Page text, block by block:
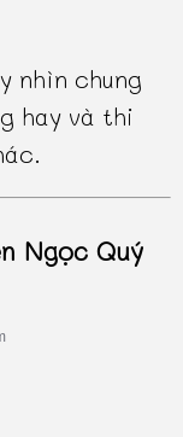
nhìn chung
hay và thi
Ngọc Quý